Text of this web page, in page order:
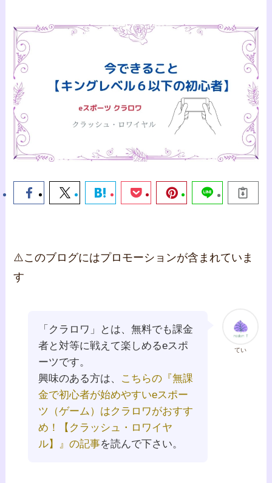
⚠️このブログにはプロモーションが含まれていま
す
てい
「クラロワ」とは、無料でも課金
者と対等に戦えて楽しめるeスポ
ーツです。
興味のある方は、 こちらの『無課
金で初心者が始めやすいeスポー
ツ（ゲーム）はクラロワがおすす
め！【クラッシュ・ロワイヤ
ル】』の記事を読んで下さい。